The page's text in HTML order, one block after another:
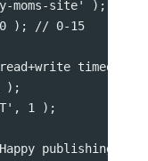
moms-site' );
0 ); // 0-15
timeouts
);
1 );
publishing. */